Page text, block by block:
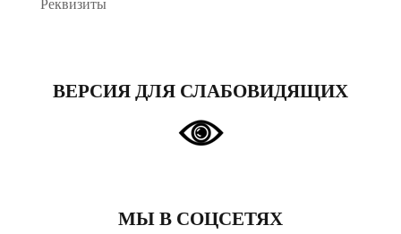
Реквизиты
ВЕРСИЯ ДЛЯ СЛАБОВИДЯЩИХ
МЫ В СОЦСЕТЯХ